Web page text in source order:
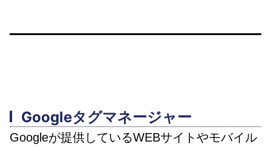
Googleタグマネージャー
Googleが提供しているWEBサイトやモバイル